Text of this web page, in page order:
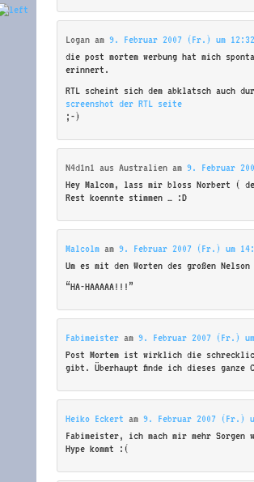
Logan am 9. Februar 2007 (Fr.) um 12:32
die post mortem werbung hat mich
erinnert.
RTL scheint sich dem abklatsch auch
screenshot der RTL seite
;-)
N4d1n1 aus Australien am 9. Februar
Hey Malcom, lass mir bloss Norbert (
Rest koennte stimmen … :D
Malcolm am 9. Februar 2007 (Fr.) um
Um es mit den Worten des großen Nelson
“HA-HAAAAA!!!”
Fabimeister am 9. Februar 2007 (Fr.)
Post Mortem ist wirklich die
gibt. Überhaupt finde ich dieses ganze
Heiko Eckert am 9. Februar 2007 (Fr.)
Fabimeister, ich mach mir mehr Sorgen
Hype kommt :(